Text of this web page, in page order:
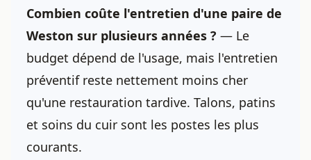
Combien coûte l'entretien d'une paire de
Weston sur plusieurs années ? — Le
budget dépend de l'usage, mais l'entretien
préventif reste nettement moins cher
qu'une restauration tardive. Talons, patins
et soins du cuir sont les postes les plus
courants.